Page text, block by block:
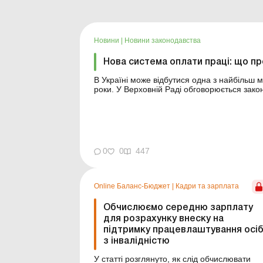
Новини Новини законодавства
Нова система оплати праці: що
В Україні може відбутися одна з
роки. У Верховній Раді обговорюється
0 0 447
Online Баланс-Бюджет Кадри та зарплата
Обчислюємо середню зарплату
для розрахунку внеску на
підтримку працевлаштування осіб
з інвалідністю
У статті розглянуто, як слід обчислювати